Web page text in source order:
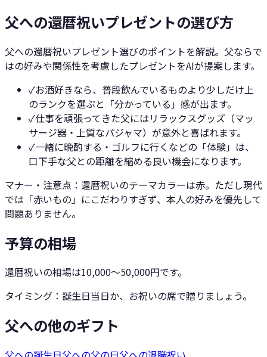
父への還暦祝いプレゼントの選び方
父への還暦祝いプレゼント選びのポイントを解説。父ならで
はの好みや関係性を考慮したプレゼントをAIが提案します。
✓お酒好きなら、普段飲んでいるものより少しだけ上
のランクを選ぶと「分かっている」感が出ます。
✓仕事を頑張ってきた父にはリラックスグッズ（マッ
サージ器・上質なパジャマ）が意外と喜ばれます。
✓一緒に晩酌する・ゴルフに行くなどの「体験」は、
口下手な父との距離を縮める良い機会になります。
マナー・注意点： 還暦祝いのテーマカラーは赤。ただし現代
では「赤いもの」にこだわりすぎず、本人の好みを優先して
問題ありません。
予算の相場
還暦祝いの相場は10,000〜50,000円です。
タイミング： 誕生日当日か、お祝いの席で贈りましょう。
父への他のギフト